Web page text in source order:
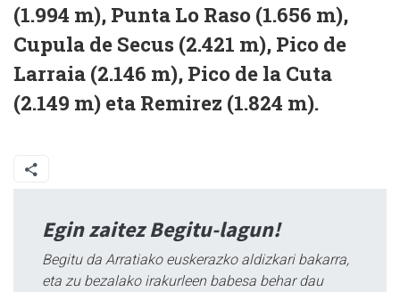
(1.994 m), Punta Lo Raso (1.656 m),
Cupula de Secus (2.421 m), Pico de
Larraia (2.146 m), Pico de la Cuta
(2.149 m) eta Remirez (1.824 m).
Egin zaitez Begitu-lagun!
Begitu da Arratiako euskerazko aldizkari bakarra,
eta zu bezalako irakurleen babesa behar dau